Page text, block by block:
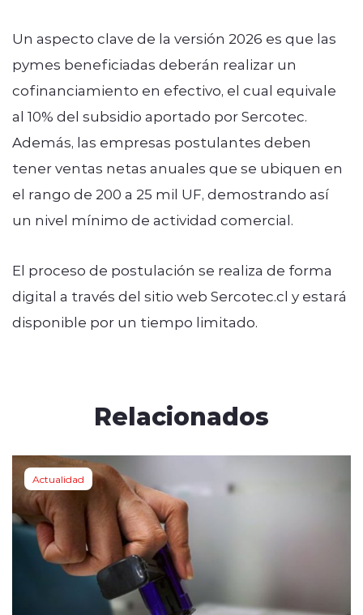
Un aspecto clave de la versión 2026 es que las
pymes beneficiadas deberán realizar un
cofinanciamiento en efectivo, el cual equivale
al 10% del subsidio aportado por Sercotec.
Además, las empresas postulantes deben
tener ventas netas anuales que se ubiquen en
el rango de 200 a 25 mil UF, demostrando así
un nivel mínimo de actividad comercial.
El proceso de postulación se realiza de forma
digital a través del sitio web Sercotec.cl y estará
disponible por un tiempo limitado.
Relacionados
Actualidad